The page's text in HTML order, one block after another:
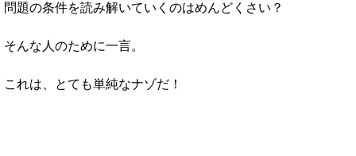
問題の条件を読み解いていくのはめんどくさい？
そんな人のために一言。
これは、とても単純なナゾだ！